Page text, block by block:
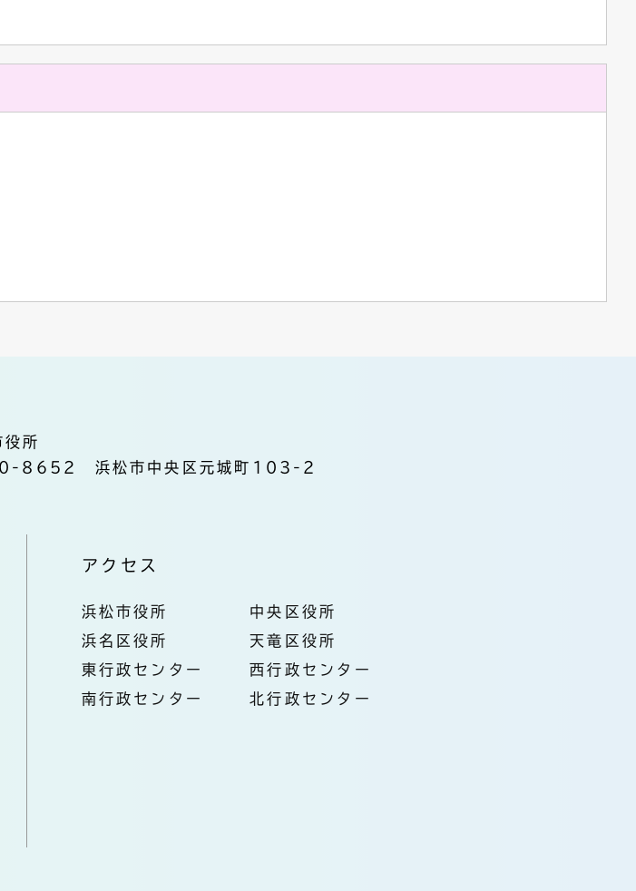
役所
8652 浜松市中央区元城町103-2
アクセス
浜松市役所
中央区役所
浜名区役所
天竜区役所
東行政センター
西行政センター
南行政センター
北行政センター